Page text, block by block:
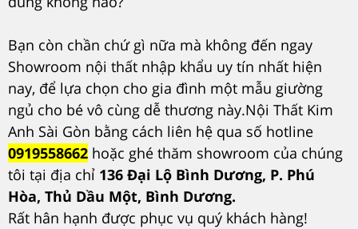
Bạn còn chần chứ gì nữa mà không đến ngay
Showroom nội thất nhập khẩu uy tín nhất hiện
nay, để lựa chọn cho gia đình một mẫu giường
ngủ cho bé vô cùng dễ thương này.Nội Thất Kim
Anh Sài Gòn bằng cách liên hệ qua số hotline
0919558662 hoặc ghé thăm showroom của chúng
tôi tại địa chỉ 136 Đại Lộ Bình Dương, P. Phú
Hòa, Thủ Dầu Một, Bình Dương.
Rất hân hạnh được phục vụ quý khách hàng!